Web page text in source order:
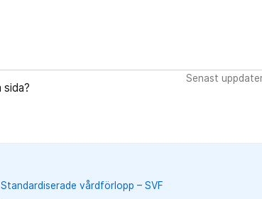
sida?
Senast
Standardiserade vårdförlopp – SVF